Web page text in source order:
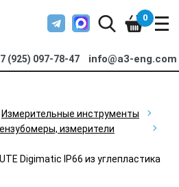
(925) 097-78-47 info@a3-eng.com
0
Измерительные инструменты
измерители
Digimatic IP66 из углепластика